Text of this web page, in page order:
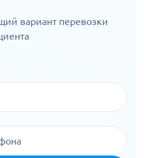
вариант перевозки